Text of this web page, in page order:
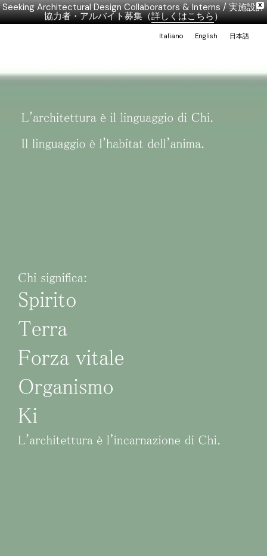
X
Seeking Architectural Design Collaborators & Interns / 実施設計
協力者・アルバイト募集（詳しくはこちら）
Italiano English 日本語